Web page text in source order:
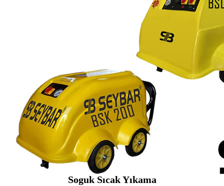
Soguk Sıcak Yıkama